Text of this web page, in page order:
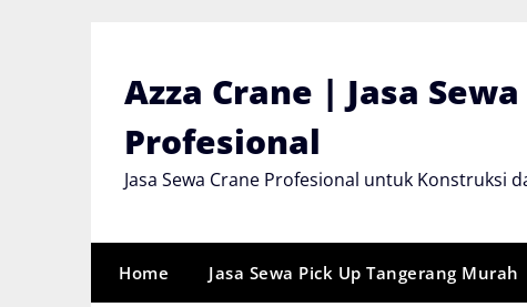
Azza Crane | Jasa
Profesional
Jasa Sewa Crane Profesional untuk Konstruksi
Home Jasa Sewa Pick Up Tangerang Murah